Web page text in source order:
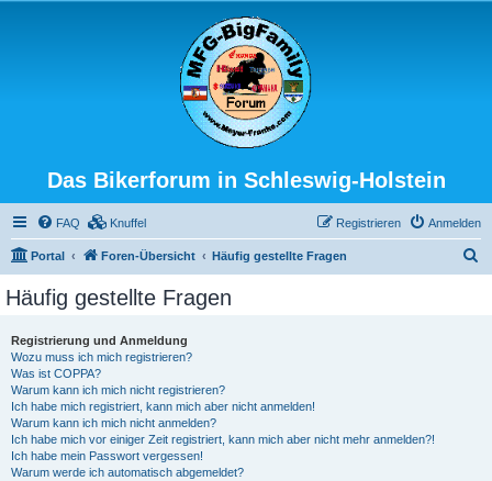
Das Bikerforum in Schleswig-Holstein
FAQ Knuffel Anmelden
Registrieren
Portal Foren-Übersicht Häufig gestellte Fragen
Häufig gestellte Fragen
Registrierung und Anmeldung
Wozu muss ich mich registrieren?
Was ist COPPA?
Warum kann ich mich nicht registrieren?
Ich habe mich registriert, kann mich aber nicht anmelden!
Warum kann ich mich nicht anmelden?
Ich habe mich vor einiger Zeit registriert, kann mich aber nicht mehr anmelden?!
Ich habe mein Passwort vergessen!
Warum werde ich automatisch abgemeldet?